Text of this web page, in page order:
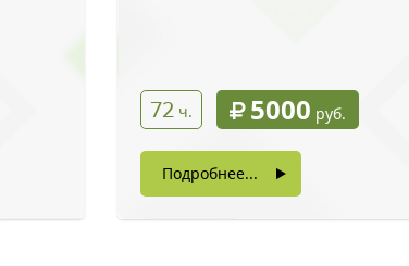
72 ч. 5000 руб.
Подробнее...